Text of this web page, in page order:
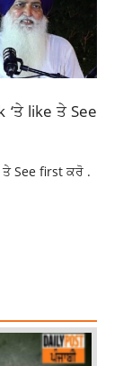
‘ਤੇ like ਤੇ See
See first ਕਰੋ .